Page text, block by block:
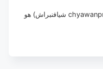
الشياوانبراش الشياوانبراش (chyawanprash شيافنبراش) هو